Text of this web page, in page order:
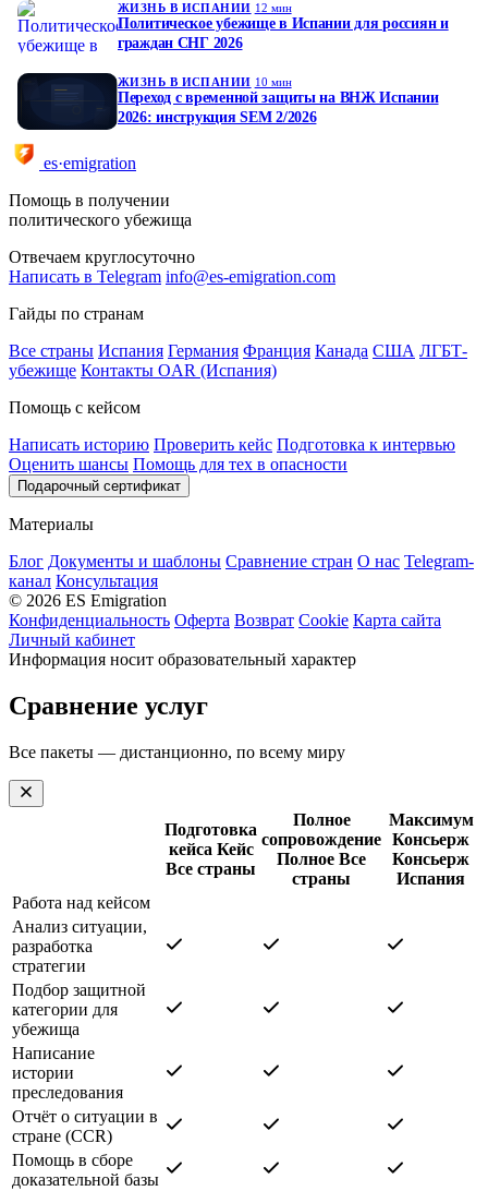
ЖИЗНЬ В ИСПАНИИ 12 мин
Политическое убежище в Испании для россиян и
граждан СНГ 2026
ЖИЗНЬ В ИСПАНИИ 10 мин
Переход с временной защиты на ВНЖ Испании
2026: инструкция SEM 2/2026
es·emigration
Помощь в получении
политического убежища
Отвечаем круглосуточно
Написать в Telegram info@es-emigration.com
Гайды по странам
Все страны Испания Германия Франция Канада США ЛГБТ-
убежище Контакты OAR (Испания)
Помощь с кейсом
Написать историю Проверить кейс Подготовка к интервью
Оценить шансы Помощь для тех в опасности
Подарочный сертификат
Материалы
Блог Документы и шаблоны Сравнение стран О нас Telegram-
канал Консультация
© 2026 ES Emigration
Конфиденциальность Оферта Возврат Cookie Карта сайта
Личный кабинет
Информация носит образовательный характер
Сравнение услуг
Все пакеты — дистанционно, по всему миру
Подготовка
кейса Кейс
Все страны
Полное
сопровождение
Полное Все
страны
Максимум
Консьерж
Консьерж
Испания
Работа над кейсом
Анализ ситуации,
разработка
стратегии
Подбор защитной
категории для
убежища
Написание
истории
преследования
Отчёт о ситуации в
стране (CCR)
Помощь в сборе
доказательной базы